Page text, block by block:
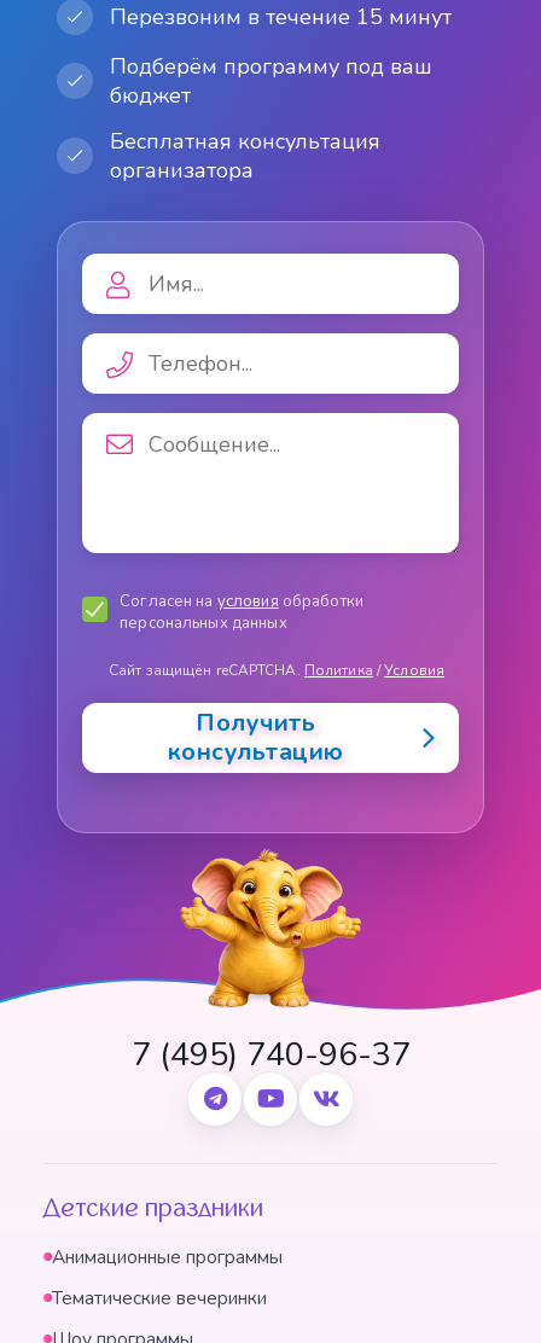
Перезвоним в течение 15 минут
Подберём программу под ваш
бюджет
Бесплатная консультация
организатора
Согласен на условия обработки
персональных данных
Сайт защищён reCAPTCHA. Политика /Условия
Получить
консультацию
7 (495) 740-96-37
Детские праздники
Анимационные программы
Тематические вечеринки